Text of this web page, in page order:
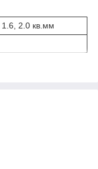
2.0 кв.мм